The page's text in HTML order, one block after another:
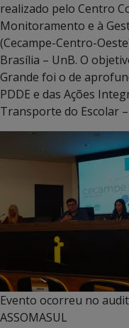
realizado pelo Centro
Monitoramento e à
(Cecampe-Centro-
Brasília – UnB. O
Grande foi o de
PDDE e das Ações
Transporte do Escolar –
Evento ocorreu no
ASSOMASUL